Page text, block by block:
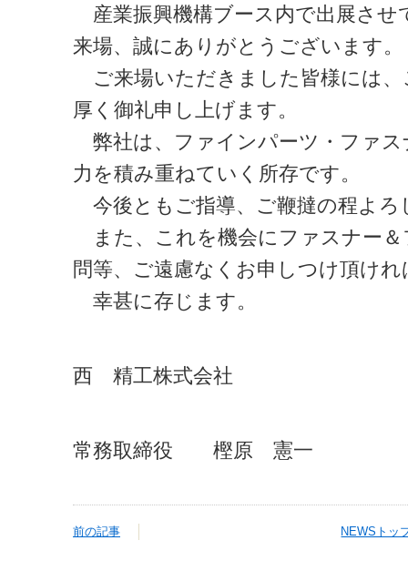
産業振興機構ブース内で出展させ
来場、誠にありがとうございます。
ご来場いただきました皆様には
厚く御礼申し上げます。
弊社は、ファインパーツ・ファ
力を積み重ねていく所存です。
今後ともご指導、ご鞭撻の程よろ
また、これを機会にファスナー
問等、ご遠慮なくお申しつけ頂けれ
幸甚に存じます。
西 精工株式会社
常務取締役 樫原 憲一
前の記事 NEWSトッ